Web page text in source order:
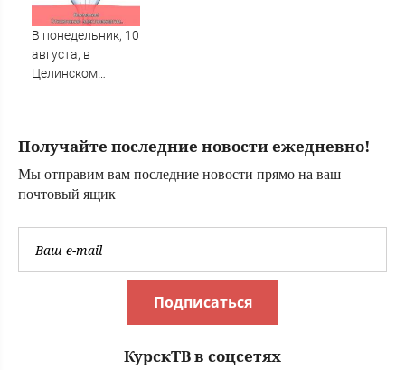
Вести.ru
В понедельник, 10
августа, в
Целинском
Получайте последние новости ежедневно!
Мы отправим вам последние новости прямо на ваш
почтовый ящик
Подписаться
КурскТВ в соцсетях